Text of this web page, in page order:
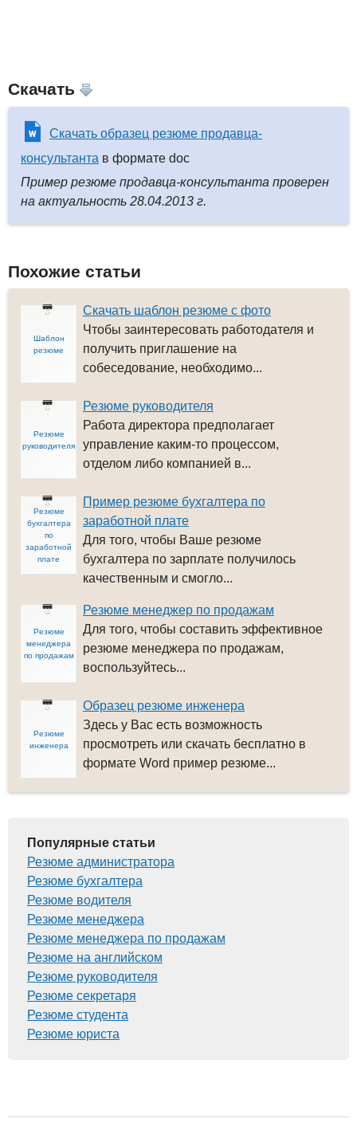
Скачать
Скачать образец резюме продавца-
консультанта в формате doc
Пример резюме продавца-консультанта проверен
на актуальность 28.04.2013 г.
Похожие статьи
Шаблон
резюме
Скачать шаблон резюме с фото
Чтобы заинтересовать работодателя и
получить приглашение на
собеседование, необходимо...
Резюме
руководителя
Резюме руководителя
Работа директора предполагает
управление каким-то процессом,
отделом либо компанией в...
Резюме
бухгалтера
по
заработной
плате
Пример резюме бухгалтера по
заработной плате
Для того, чтобы Ваше резюме
бухгалтера по зарплате получилось
качественным и смогло...
Резюме
менеджера
по продажам
Резюме менеджер по продажам
Для того, чтобы составить эффективное
резюме менеджера по продажам,
воспользуйтесь...
Резюме
инженера
Образец резюме инженера
Здесь у Вас есть возможность
просмотреть или скачать бесплатно в
формате Word пример резюме...
Популярные статьи
Резюме администратора
Резюме бухгалтера
Резюме водителя
Резюме менеджера
Резюме менеджера по продажам
Резюме на английском
Резюме руководителя
Резюме секретаря
Резюме студента
Резюме юриста